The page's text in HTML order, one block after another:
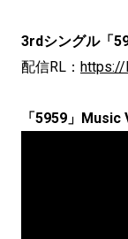
3rdシングル「
配信RL：
「5959」Music